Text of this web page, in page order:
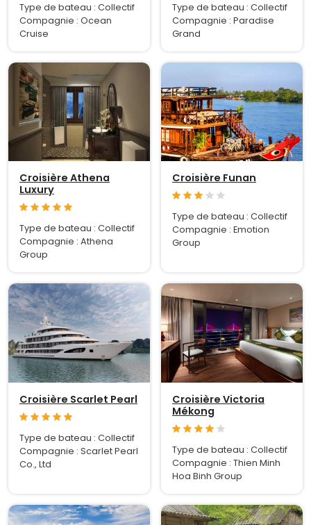
Type de bateau : Collectif
Compagnie : Ocean
Cruise
Type de bateau : Collectif
Compagnie : Paradise
Grand
Croisière Athena
Luxury
Type de bateau : Collectif
Compagnie : Athena
Group
Croisière Funan
Type de bateau : Collectif
Compagnie : Emotion
Group
Croisière Scarlet Pearl
Type de bateau : Collectif
Compagnie : Scarlet Pearl
Co., Ltd
Croisière Victoria
Mékong
Type de bateau : Collectif
Compagnie : Thien Minh
Hoa Binh Group